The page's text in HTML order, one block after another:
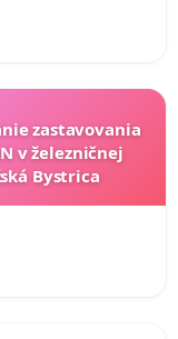
zastavovania
v železničnej
Bystrica